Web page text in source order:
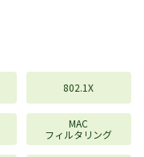
802.1X
MAC
フィルタリング